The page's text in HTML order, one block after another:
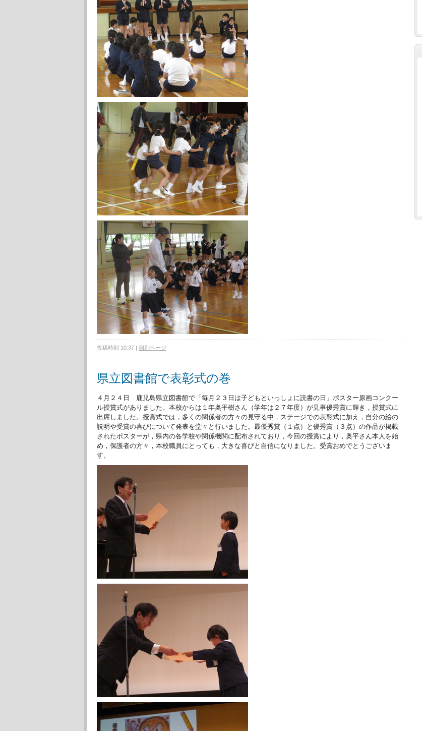
投稿時刻 10:37 | 個別ページ
県立図書館で表彰式の巻
４月２４日 鹿児島県立図書館で「毎月２３日は子どもといっしょに読書の日」ポスター原画コンクー
ル授賞式がありました。本校からは１年奥平樹さん（学年は２７年度）が見事優秀賞に輝き，授賞式に
出席しました。授賞式では，多くの関係者の方々の見守る中，ステージでの表彰式に加え，自分の絵の
説明や受賞の喜びについて発表を堂々と行いました。最優秀賞（１点）と優秀賞（３点）の作品が掲載
されたポスターが，県内の各学校や関係機関に配布されており，今回の授賞により，奥平さん本人を始
め，保護者の方々，本校職員にとっても，大きな喜びと自信になりました。受賞おめでとうございま
す。